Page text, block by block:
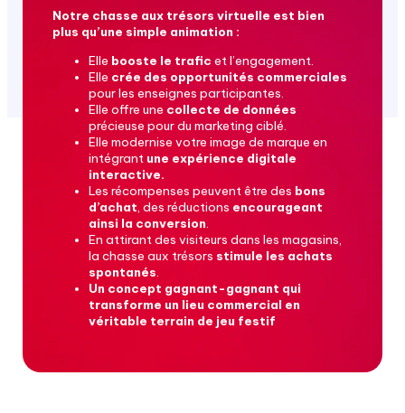
Notre chasse aux trésors virtuelle est bien
plus qu’une simple animation :
Elle booste le trafic et l’engagement.
Elle crée des opportunités commerciales
pour les enseignes participantes.
Elle offre une collecte de données
précieuse pour du marketing ciblé.
Elle modernise votre image de marque en
intégrant une expérience digitale
interactive.
Les récompenses peuvent être des bons
d’achat, des réductions encourageant
ainsi la conversion.
En attirant des visiteurs dans les magasins,
la chasse aux trésors stimule les achats
spontanés.
Un concept gagnant-gagnant qui
transforme un lieu commercial en
véritable terrain de jeu festif